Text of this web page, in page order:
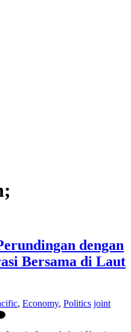
dengan
Bersama di Laut
, Economy, Politics joint